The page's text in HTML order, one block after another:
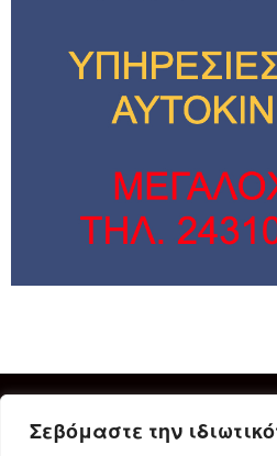
Σεβόμαστε την